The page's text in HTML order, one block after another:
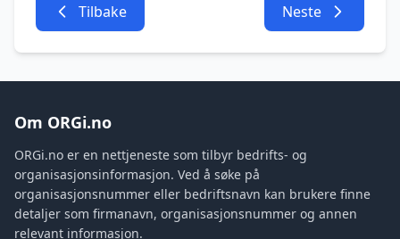
Tilbake Neste
Om ORGi.no
ORGi.no er en nettjeneste som tilbyr bedrifts- og
organisasjonsinformasjon. Ved å søke på
organisasjonsnummer eller bedriftsnavn kan brukere finne
detaljer som firmanavn, organisasjonsnummer og annen
relevant informasjon.